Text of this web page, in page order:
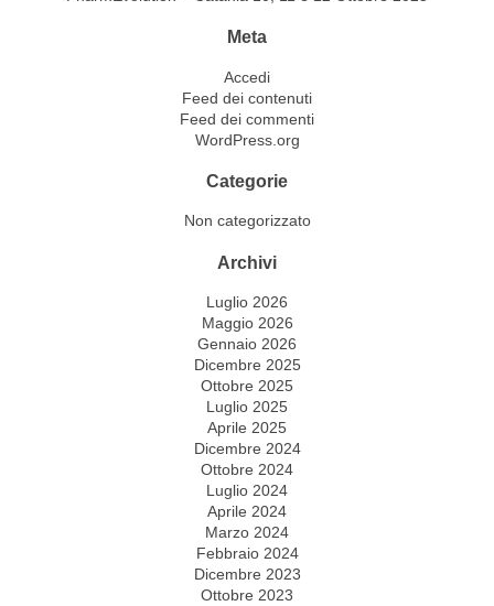
Meta
Accedi
Feed dei contenuti
Feed dei commenti
WordPress.org
Categorie
Non categorizzato
Archivi
Luglio 2026
Maggio 2026
Gennaio 2026
Dicembre 2025
Ottobre 2025
Luglio 2025
Aprile 2025
Dicembre 2024
Ottobre 2024
Luglio 2024
Aprile 2024
Marzo 2024
Febbraio 2024
Dicembre 2023
Ottobre 2023